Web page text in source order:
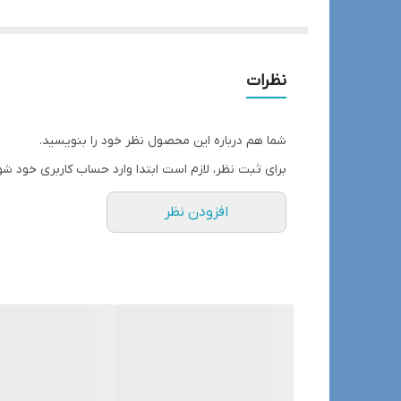
نظرات
شما هم درباره این محصول نظر خود را بنویسید.
برای ثبت نظر، لازم است ابتدا وارد حساب کاربری خود
افزودن نظر